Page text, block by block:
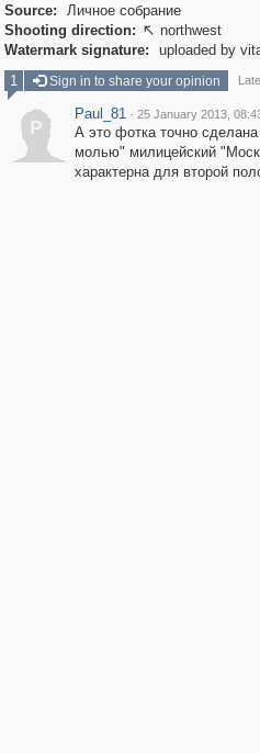
Source:
Личное собрание
Shooting direction:  northwest
Watermark signature:
uploaded by
1
Sign in to share your opinion
P
Paul_81 · 25 January 2013,
А это фотка точно
молью" милицейский
характерна для второй